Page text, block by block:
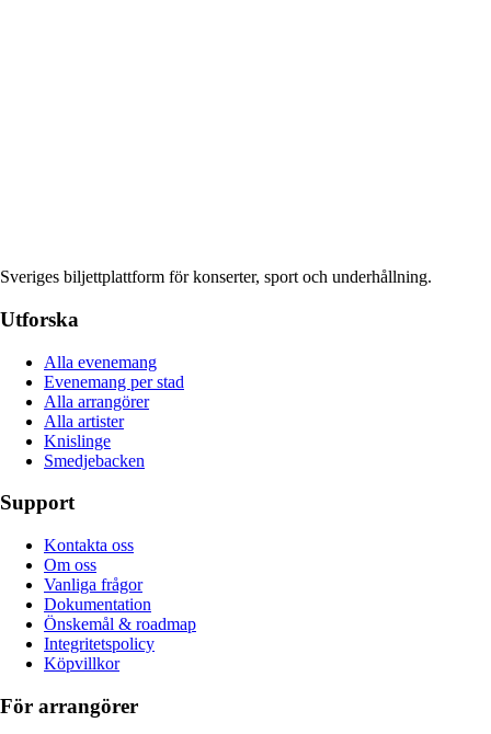
Sveriges biljettplattform för konserter, sport och underhållning.
Utforska
Alla evenemang
Evenemang per stad
Alla arrangörer
Alla artister
Knislinge
Smedjebacken
Support
Kontakta oss
Om oss
Vanliga frågor
Dokumentation
Önskemål & roadmap
Integritetspolicy
Köpvillkor
För arrangörer